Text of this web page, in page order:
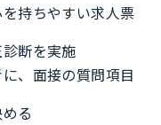
持ちやすい求人票
断を実施
、面接の質問項目
る